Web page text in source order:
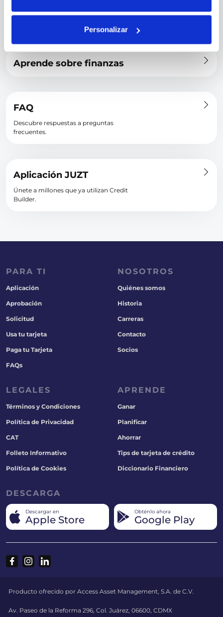
Personalizar
Con Juzt, puedes estar tranquilo de que cada paso en nuestro proceso
es justo y pensado en tu bienestar, porque sabemos que la confianza
Aprende sobre finanzas
FAQ
Descubre respuestas a preguntas
frecuentes.
Aplicación JUZT
Únete a millones que ya utilizan Credit
Builder.
PARA TI
Aplicación
Aprobación
Solicitud
Usa tu tarjeta
Paga tu Tarjeta
FAQs
NOSOTROS
Quiénes somos
Historia
Carreras
Contacto
Socios
LEGALES
Términos y Condiciones
Política de Privacidad
CAT
Folleto Informativo
Política de Cookies
APRENDE
Ganar
Planificar
Ahorrar
Tips de tarjeta de crédito
Diccionario Financiero
DESCARGA
Descargar en
Apple Store
Obténlo ahora
Google Play
Producto ofrecido por Access Asset Management, S.A. de C.V.
Av. Paseo de la Reforma 296, Col. Juárez, 06600, CDMX